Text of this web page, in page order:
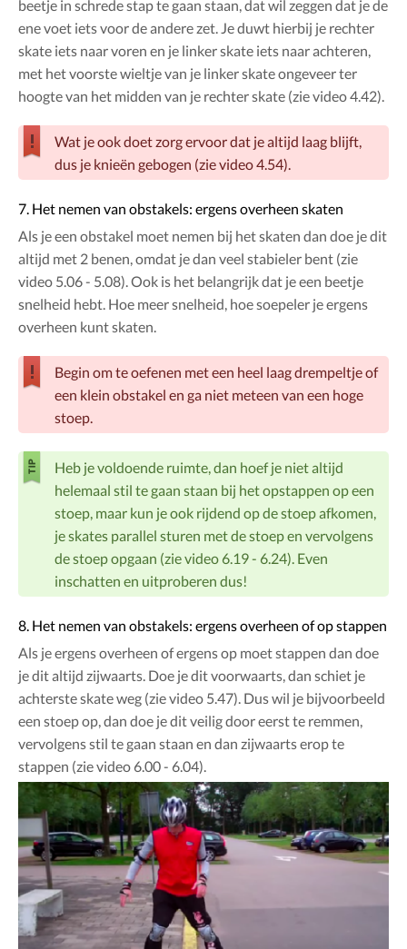
beetje in schrede stap te gaan staan, dat wil zeggen dat je de
ene voet iets voor de andere zet. Je duwt hierbij je rechter
skate iets naar voren en je linker skate iets naar achteren,
met het voorste wieltje van je linker skate ongeveer ter
hoogte van het midden van je rechter skate (zie video 4.42).
Wat je ook doet zorg ervoor dat je altijd laag blijft,
dus je knieën gebogen (zie video 4.54).
7. Het nemen van obstakels: ergens overheen skaten
Als je een obstakel moet nemen bij het skaten dan doe je dit
altijd met 2 benen, omdat je dan veel stabieler bent (zie
video 5.06 - 5.08). Ook is het belangrijk dat je een beetje
snelheid hebt. Hoe meer snelheid, hoe soepeler je ergens
overheen kunt skaten.
Begin om te oefenen met een heel laag drempeltje of
een klein obstakel en ga niet meteen van een hoge
stoep.
Heb je voldoende ruimte, dan hoef je niet altijd
helemaal stil te gaan staan bij het opstappen op een
stoep, maar kun je ook rijdend op de stoep afkomen,
je skates parallel sturen met de stoep en vervolgens
de stoep opgaan (zie video 6.19 - 6.24). Even
inschatten en uitproberen dus!
8. Het nemen van obstakels: ergens overheen of op stappen
Als je ergens overheen of ergens op moet stappen dan doe
je dit altijd zijwaarts. Doe je dit voorwaarts, dan schiet je
achterste skate weg (zie video 5.47). Dus wil je bijvoorbeeld
een stoep op, dan doe je dit veilig door eerst te remmen,
vervolgens stil te gaan staan en dan zijwaarts erop te
stappen (zie video 6.00 - 6.04).